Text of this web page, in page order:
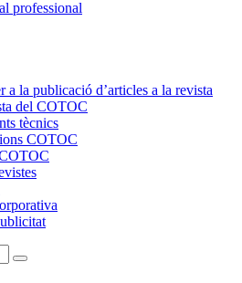
professional
a la publicació d’articles a la revista
del COTOC
tècnics
COTOC